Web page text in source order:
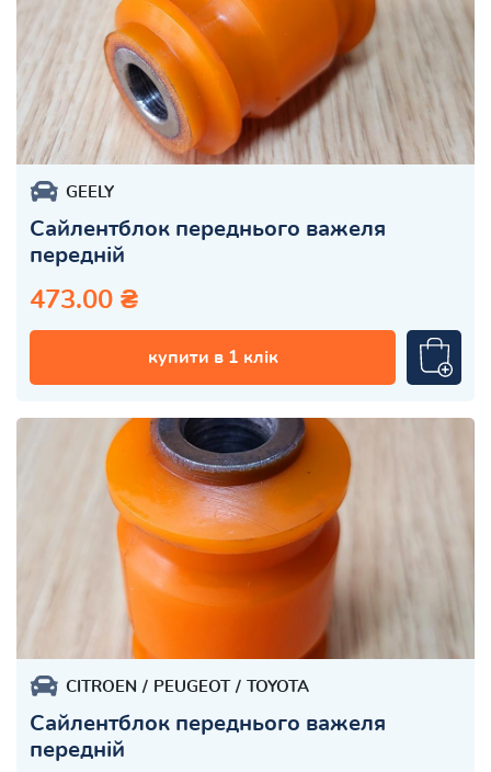
GEELY
Сайлентблок переднього важеля
передній
473.00 ₴
купити в 1 клік
CITROEN PEUGEOT TOYOTA
Сайлентблок переднього важеля
передній